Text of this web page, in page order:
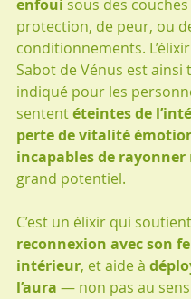
enfoui sous des
protection, de peur, ou
conditionnements.
Sabot de Vénus est ainsi
indiqué pour les
sentent éteintes de
perte de vitalité
incapables de rayonner
grand potentiel.
C’est un élixir qui
reconnexion avec son
intérieur, et aide à
l’aura — non pas au sens